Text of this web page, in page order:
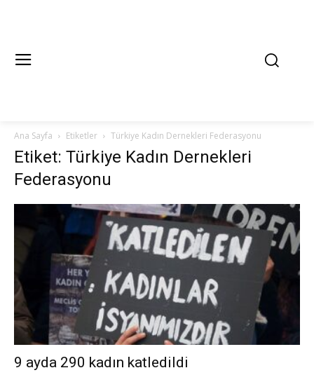
Ana Sayfa Etiketler Türkiye Kadın Dernekleri Federasyonu
Etiket: Türkiye Kadın Dernekleri
Federasyonu
9 ayda 290 kadın katledildi